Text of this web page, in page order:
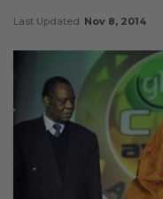
Last Updated Nov 8, 2014